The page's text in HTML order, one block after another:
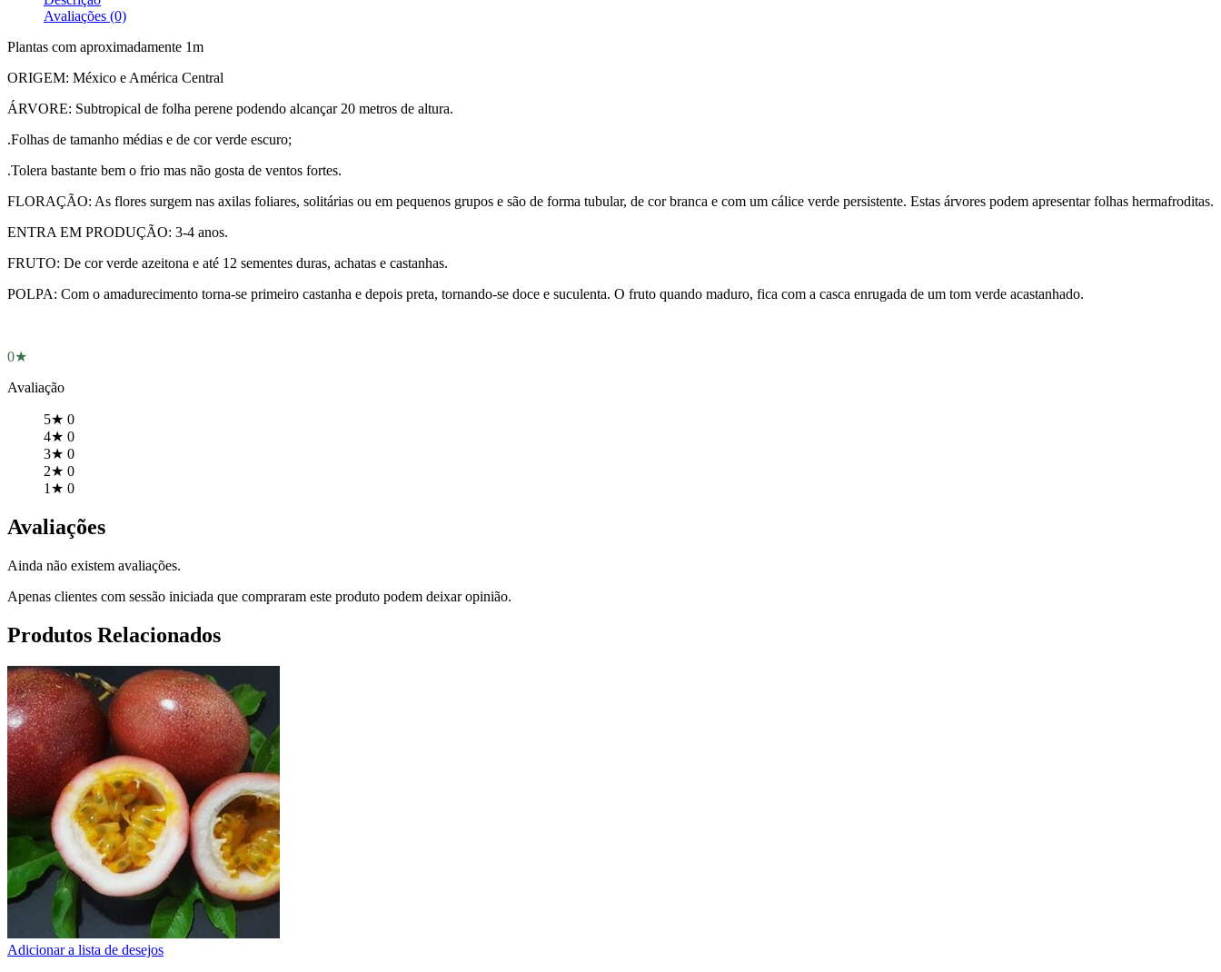
Avaliações (0)
Plantas com aproximadamente 1m
ORIGEM: México e América Central
ÁRVORE: Subtropical de folha perene podendo alcançar 20 metros de altura.
.Folhas de tamanho médias e de cor verde escuro;
.Tolera bastante bem o frio mas não gosta de ventos fortes.
FLORAÇÃO: As flores surgem nas axilas foliares, solitárias ou em pequenos grupos e são de forma tubular, de cor branca e com um cálice verde persistente. Estas árvores podem apresentar folhas hermafroditas.
ENTRA EM PRODUÇÃO: 3-4 anos.
FRUTO: De cor verde azeitona e até 12 sementes duras, achatas e castanhas.
POLPA: Com o amadurecimento torna-se primeiro castanha e depois preta, tornando-se doce e suculenta. O fruto quando maduro, fica com a casca enrugada de um tom verde acastanhado.
0★
Avaliação
5★ 0
4★ 0
3★ 0
2★ 0
1★ 0
Avaliações
Ainda não existem avaliações.
Apenas clientes com sessão iniciada que compraram este produto podem deixar opinião.
Produtos Relacionados
Adicionar a lista de desejos